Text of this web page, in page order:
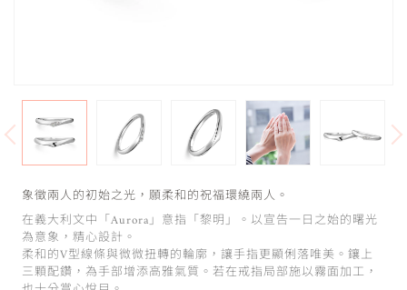
象徵兩人的初始之光，願柔和的祝福環繞兩人。
在義大利文中「Aurora」意指「黎明」。以宣告一日之始的曙光
為意象，精心設計。
柔和的V型線條與微微扭轉的輪廓，讓手指更顯俐落唯美。鑲上
三顆配鑽，為手部增添高雅氣質。若在戒指局部施以霧面加工，